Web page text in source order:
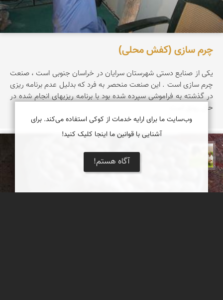
چرم سازی (کفش محلی)
یکی از صنایع دستی شهرستان سرایان در خراسان جنوبی است ، صنعت
چرم سازی است . این صنعت منحصر به فرد که بدلیل عدم برنامه ریزی
در گذشته به فراموشی سپرده شده بود با برنامه ریزیهای انجام شده در
حال رونق است
وب‌سایت ما برای ارایه خدمات از کوکی استفاده می‌کند. برای
آشنایی با قوانین ما اینجا کلیک کنید!
آگاه هستم!